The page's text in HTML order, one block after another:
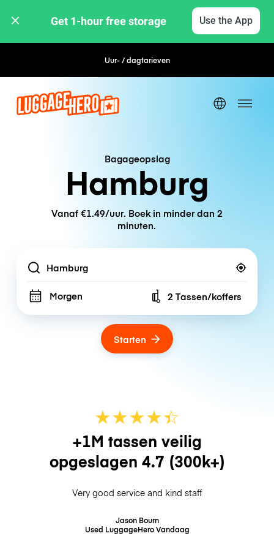
Get 1-hour free storage Use the App
Uur- / dagtarieven Flexibel boeken
Bagageopslag
Hamburg
Vanaf €1.49/uur. Boek in minder dan 2
minuten.
Location
Morgen Number of bags
2 Tassen/koffers
Starten
★★★★☆
★
+1M tassen veilig
opgeslagen 4.7 (300k+)
Very good service and kind staff
Jason Bourn
Used LuggageHeroVandaag